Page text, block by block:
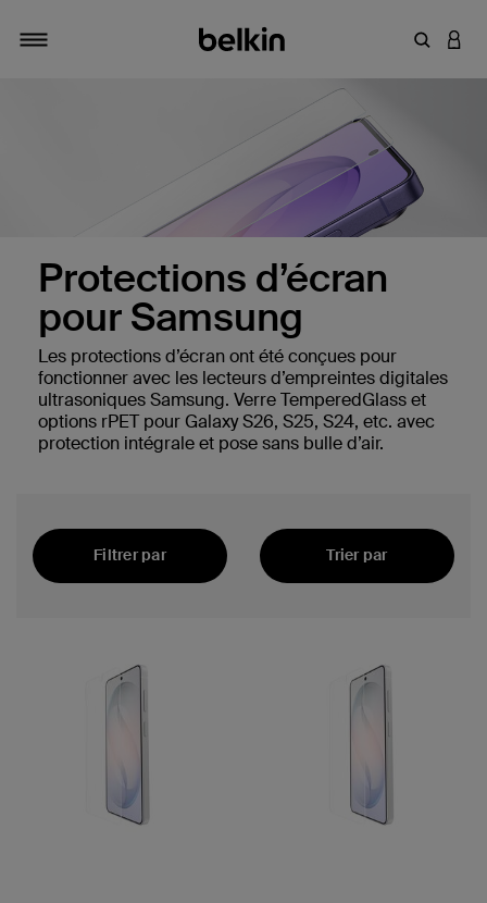
Saisir
Protections d’écran
pour Samsung
Les protections d’écran ont été conçues pour
fonctionner avec les lecteurs d’empreintes digitales
ultrasoniques Samsung. Verre TemperedGlass et
options rPET pour Galaxy S26, S25, S24, etc. avec
protection intégrale et pose sans bulle d’air.
Filtrer par
Trier par